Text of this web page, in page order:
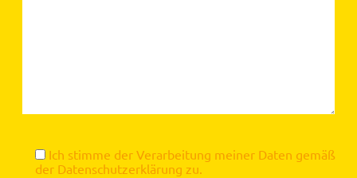
Ich stimme der Verarbeitung meiner Daten gemäß
der Datenschutzerklärung zu.